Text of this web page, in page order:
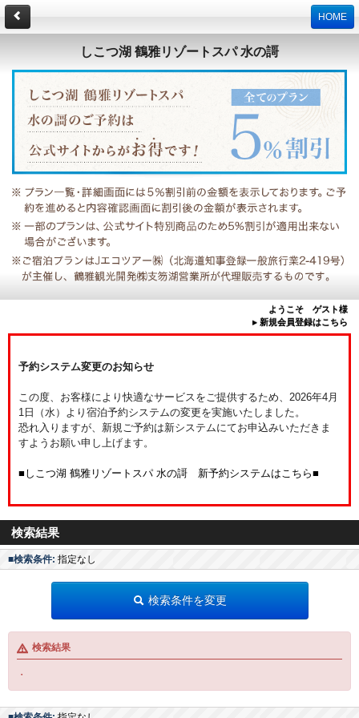
HOME
しこつ湖 鶴雅リゾートスパ 水の謌
ようこそ ゲスト様
▸ 新規会員登録はこちら
予約システム変更のお知らせ
この度、お客様により快適なサービスをご提供するため、2026年4月
1日（水）より宿泊予約システムの変更を実施いたしました。
恐れ入りますが、新規ご予約は新システムにてお申込みいただきま
すようお願い申し上げます。
■しこつ湖 鶴雅リゾートスパ 水の謌 新予約システムはこちら■
検索結果
■検索条件: 指定なし
検索条件を変更
検索結果
・